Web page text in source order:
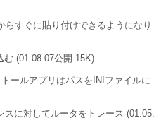
すぐに貼り付けできるようになり
む (01.08.07公開 15K)
ールアプリはパスをINIファイルに
に対してルータをトレース (01.05.